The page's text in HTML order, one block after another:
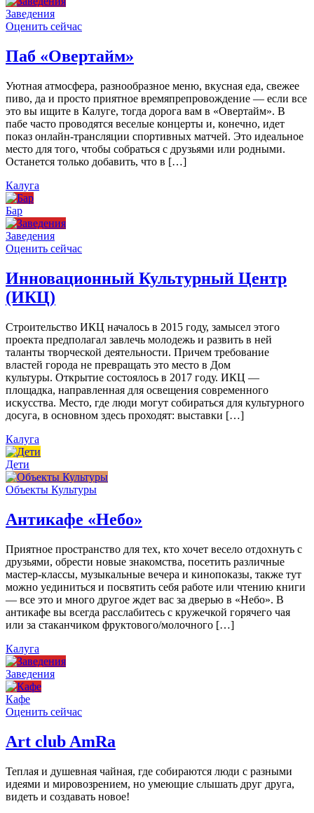
Заведения
Оценить сейчас
Паб «Овертайм»
Уютная атмосфера, разнообразное меню, вкусная еда, свежее
пиво, да и просто приятное времяпрепровождение — если все
это вы ищите в Калуге, тогда дорога вам в «Овертайм». В
пабе часто проводятся веселые концерты и, конечно, идет
показ онлайн-трансляции спортивных матчей. Это идеальное
место для того, чтобы собраться с друзьями или родными.
Останется только добавить, что в […]
Калуга
Бар
Заведения
Оценить сейчас
Инновационный Культурный Центр
(ИКЦ)
Строительство ИКЦ началось в 2015 году, замысел этого
проекта предполагал завлечь молодежь и развить в ней
таланты творческой деятельности. Причем требование
властей города не превращать это место в Дом
культуры. Открытие состоялось в 2017 году. ИКЦ —
площадка, направленная для освещения современного
искусства. Место, где люди могут собираться для культурного
досуга, в основном здесь проходят: выставки […]
Калуга
Дети
Объекты Культуры
Антикафе «Небо»
Приятное пространство для тех, кто хочет весело отдохнуть с
друзьями, обрести новые знакомства, посетить различные
мастер-классы, музыкальные вечера и кинопоказы, также тут
можно уединиться и посвятить себя работе или чтению книги
— все это и много другое ждет вас за дверью в «Небо». В
антикафе вы всегда расслабитесь с кружечкой горячего чая
или за стаканчиком фруктового/молочного […]
Калуга
Заведения
Кафе
Оценить сейчас
Art сlub AmRa
Теплая и душевная чайная, где собираются люди с разными
идеями и мировозрением, но умеющие слышать друг друга,
видеть и создавать новое!